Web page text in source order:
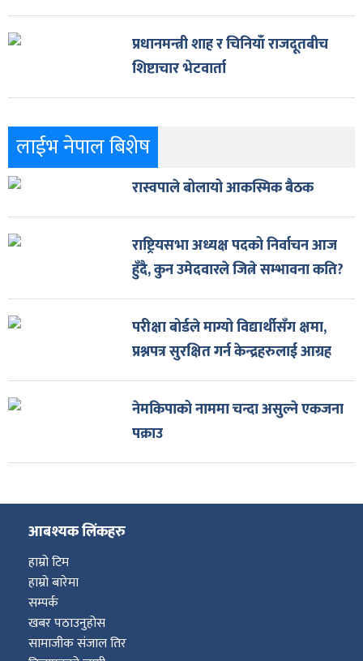
प्रधानमन्त्री शाह र चिनियाँ राजदूतबीच
शिष्टाचार भेटवार्ता
लाईभ नेपाल बिशेष
रास्वपाले बोलायो आकस्मिक बैठक
राष्ट्रियसभा अध्यक्ष पदको निर्वाचन आज
हुँदै, कुन उमेदवारले जित्ने सम्भावना कति?
परीक्षा बोर्डले माग्यो विद्यार्थीसँग क्षमा,
प्रश्नपत्र सुरक्षित गर्न केन्द्रहरुलाई आग्रह
नेमकिपाको नाममा चन्दा असुल्ने एकजना
पक्राउ
आबश्यक लिंकहरु
हाम्रो टिम
हाम्रो बारेमा
सम्पर्क
खबर पठाउनुहोस
सामाजीक संजाल तिर